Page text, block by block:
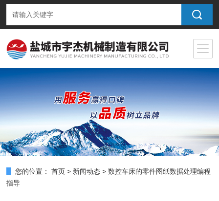
您的位置： 首页 > 新闻动态 >数控车床的零件图纸数据处理编程
指导